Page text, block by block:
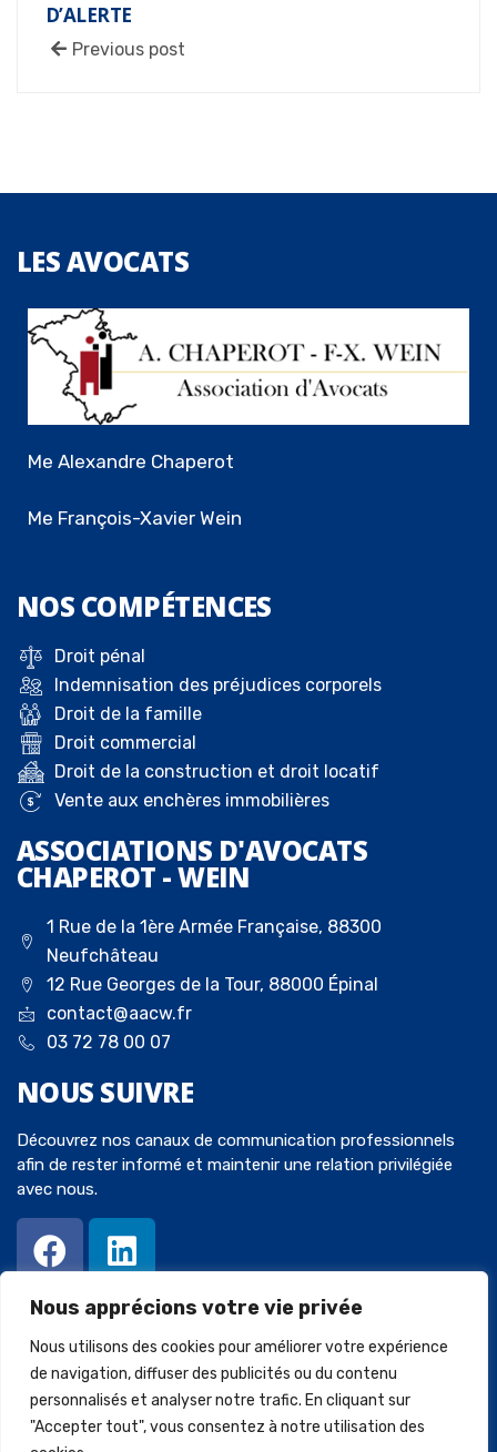
Nous apprécions votre vie privée
Nous utilisons des cookies pour améliorer votre expérience
de navigation, diffuser des publicités ou du contenu
personnalisés et analyser notre trafic. En cliquant sur
"Accepter tout", vous consentez à notre utilisation des
D’ALERTE
Previous post
LESAVOCATS
Me Alexandre Chaperot
Me François-Xavier Wein
NOS COMPÉTENCES
Droit pénal
Indemnisation des préjudices corporels
Droit de la famille
Droit commercial
Droit de la construction et droit locatif
Vente aux enchères immobilières
ASSOCIATIONS D'AVOCATS
CHAPEROT - WEIN
1 Rue de la 1ère Armée Française, 88300
Neufchâteau
12 Rue Georges de la Tour, 88000 Épinal
contact@aacw.fr
03 72 78 00 07
NOUS SUIVRE
Découvrez nos canaux de communication professionnels
afin de rester informé et maintenir une relation privilégiée
avec nous.
© 2023 Avocats-Chaperot-Wein. Tous droits réservés. Créé par